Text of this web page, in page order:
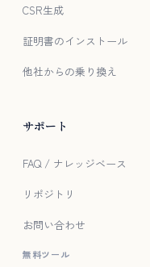
CSR生成
証明書のインストール
他社からの乗り換え
サポート
FAQ / ナレッジベース
リポジトリ
お問い合わせ
無料ツール